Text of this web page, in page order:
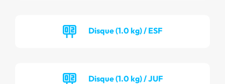
Disque (1.0 kg) / ESF
Disque (1.0 kg) / JUF